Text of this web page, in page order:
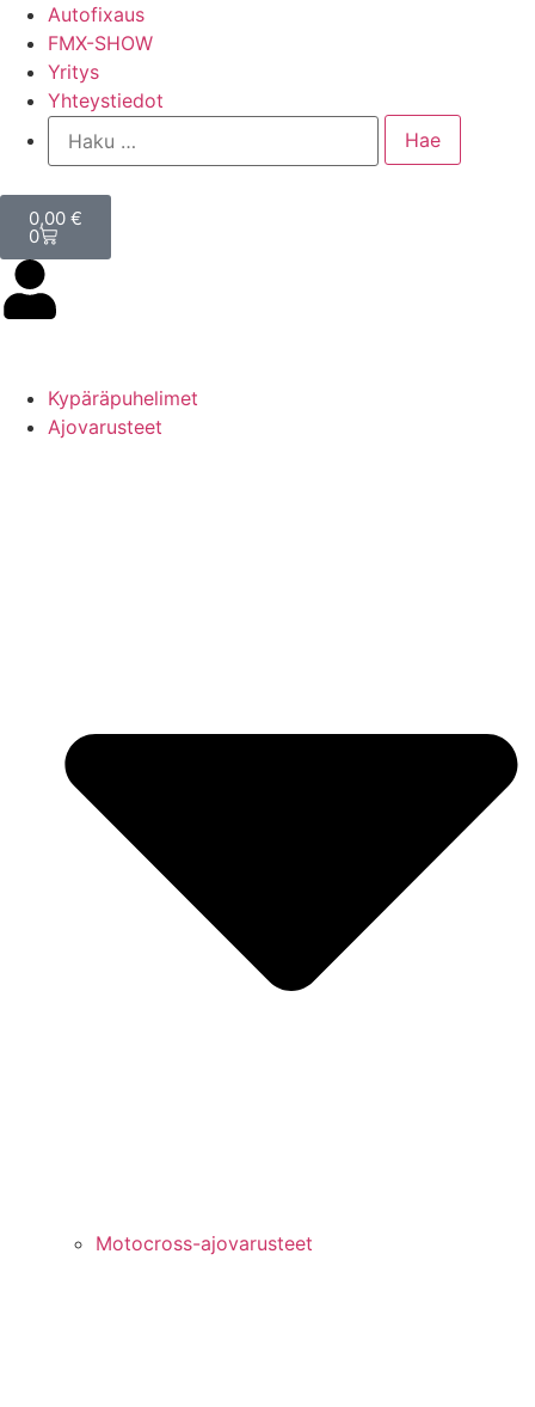
Autofixaus
FMX-SHOW
Yritys
Yhteystiedot
0,00 €
0
Kypäräpuhelimet
Ajovarusteet
Motocross-ajovarusteet